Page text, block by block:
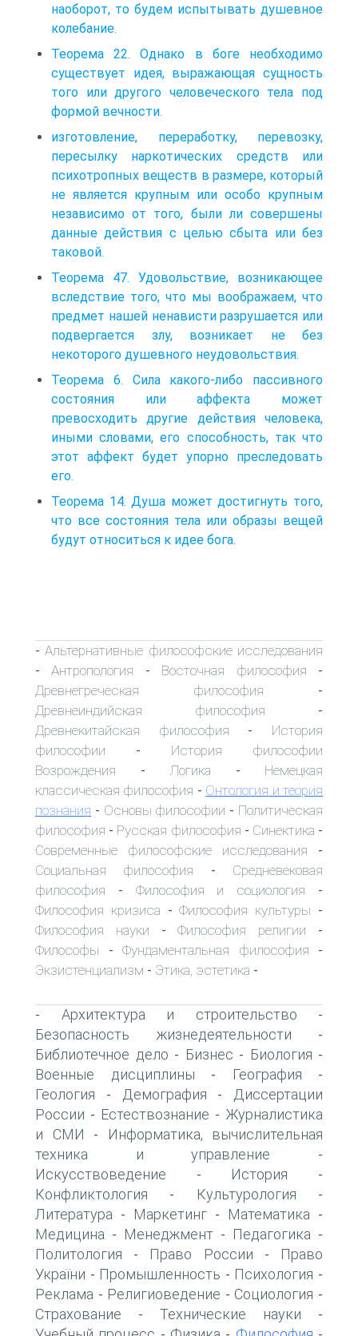
наоборот, то будем испытывать душевное
колебание.
Теорема 22. Однако в боге необходимо
существует идея, выражающая сущность
того или другого человеческого тела под
формой вечности.
изготовление, переработку, перевозку,
пересылку наркотических средств или
психотропных веществ в размере, который
не является крупным или особо крупным
независимо от того, были ли совершены
данные действия с целью сбыта или без
таковой.
Теорема 47. Удовольствие, возникающее
вследствие того, что мы воображаем, что
предмет нашей ненависти разрушается или
подвергается злу, возникает не без
некоторого душевного неудовольствия.
Теорема 6. Сила какого-либо пассивного
состояния или аффекта может
превосходить другие действия человека,
иными словами, его способность, так что
этот аффект будет упорно преследовать
его.
Теорема 14. Душа может достигнуть того,
что все состояния тела или образы вещей
будут относиться к идее бога.
-Альтернативные философские исследования
-Антропология - Восточная философия -
Древнегреческая философия -
Древнеиндийская философия -
Древнекитайская философия - История
философии - История философии
Возрождения - Логика - Немецкая
классическая философия - Онтология и теория
познания - Основы философии - Политическая
философия - Русская философия - Синектика -
Современные философские исследования -
Социальная философия - Средневековая
философия - Философия и социология -
Философия кризиса -Философия культуры -
Философия науки -Философия религии -
Философы - Фундаментальная философия -
Экзистенциализм - Этика, эстетика -
- Архитектура и строительство -
Безопасность жизнедеятельности -
Библиотечное дело - Бизнес - Биология -
Военные дисциплины - География -
Геология - Демография -
Диссертации
России - Естествознание - Журналистика
и СМИ -
Информатика, вычислительная
техника и управление -
Искусствоведение - История -
Конфликтология - Культурология -
Литература - Маркетинг - Математика -
Медицина - Менеджмент - Педагогика -
Политология - Право России -
Право
України - Промышленность - Психология -
Реклама - Религиоведение - Социология -
Страхование - Технические науки -